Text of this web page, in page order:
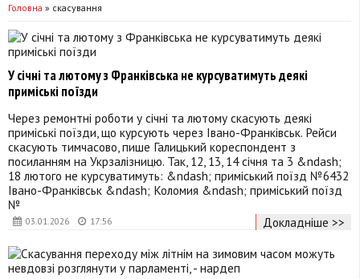
Головна » скасування
03.01.2026 17:56
У січні та лютому з Франківська не курсуватимуть деякі
приміські поїзди
Через ремонтні роботи у січні та лютому скасують деякі
приміські поїзди, що курсують через Івано-Франківськ. Рейси
скасують тимчасово, пише Галицький кореспондент з
посиланням на Укрзалізницю. Так, 12, 13, 14 січня та 3 &ndash;
18 лютого не курсуватимуть: &ndash; приміський поїзд №6432
Івано-Франківськ &ndash; Коломия &ndash; приміський поїзд
№
Докладніше >>